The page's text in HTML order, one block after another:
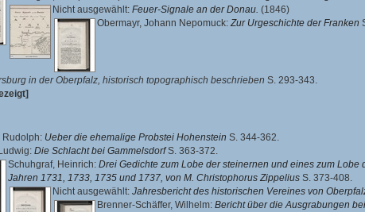
Nicht ausgewählt: Feuer-Signale an der Donau. (1846)
Obermayr, Johann Nepomuck:Zur Urgeschichte der Franken
in der Oberpfalz, historisch topographisch beschrieben S. 293-343.
Rudolph: Ueber die ehemalige Probstei Hohenstein S. 344-362.
: Die Schlacht bei GammelsdorfS. 363-372.
Schuhgraf, Heinrich: Drei Gedichte zum Lobe der steinernen und eines zum
Jahren 1731, 1733, 1735 und 1737, von M. Christophorus Zippelius S. 373-408.
Nicht ausgewählt: Jahresbericht des historischen Vereines von
Brenner-Schäffer, Wilhelm: Bericht über die Ausgrabungen